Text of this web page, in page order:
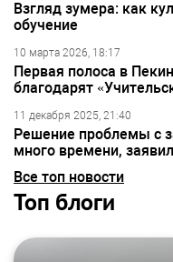
Взгляд зумера: как
обучение
10 марта 2026, 18:17
Первая полоса в
благодарят
11 декабря 2025, 21:40
Решение проблемы с
много времени,
Все топ новости
Топ блоги